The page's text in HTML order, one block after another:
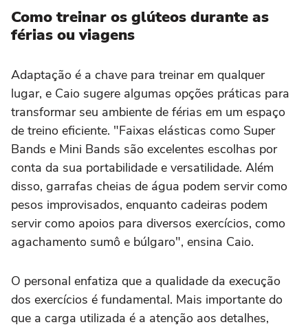
Como treinar os glúteos durante as
férias ou viagens
Adaptação é a chave para treinar em qualquer
lugar, e Caio sugere algumas opções práticas para
transformar seu ambiente de férias em um espaço
de treino eficiente. "Faixas elásticas como Super
Bands e Mini Bands são excelentes escolhas por
conta da sua portabilidade e versatilidade. Além
disso, garrafas cheias de água podem servir como
pesos improvisados, enquanto cadeiras podem
servir como apoios para diversos exercícios, como
agachamento sumô e búlgaro", ensina Caio.
O personal enfatiza que a qualidade da execução
dos exercícios é fundamental. Mais importante do
que a carga utilizada é a atenção aos detalhes,